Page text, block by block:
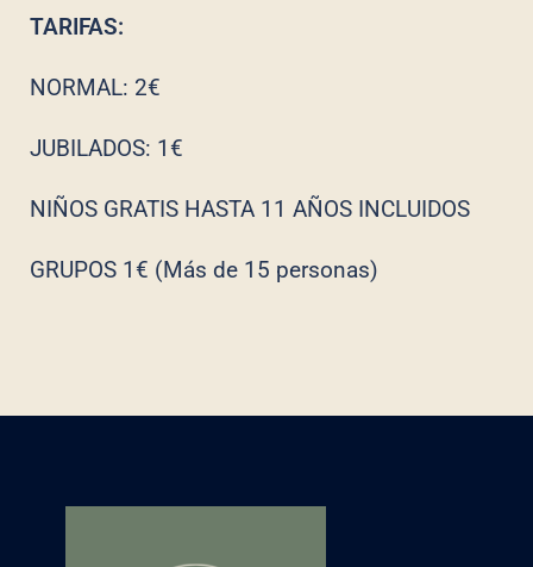
TARIFAS:
NORMAL: 2€
JUBILADOS: 1€
NIÑOS GRATIS HASTA 11 AÑOS INCLUIDOS
GRUPOS 1€ (Más de 15 personas)